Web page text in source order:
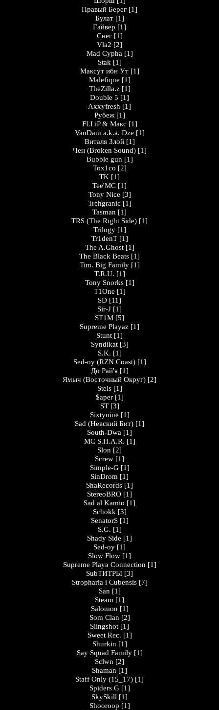
Правый Берег [1]
Булат [1]
Гайвер [1]
Снег [1]
Vla2 [2]
Mad Cypha [1]
Stak [1]
Максут ибн Ут [1]
Malefique [1]
TheZilla.z [1]
Double 5 [1]
Axxyfresh [1]
Рубеж [1]
FLLiP & Макс [1]
VanDam a.k.a. Dze [1]
Виталя Злой [1]
Чен (Broken Sound) [1]
Bubble gun [1]
Tox1co [2]
TK [1]
Tee'MC [1]
Tony Nice [3]
Trehgranic [1]
Tasman [1]
TRS (The Right Side) [1]
Trilogy [1]
Tr1denT [1]
The A.Ghost [1]
The Black Beats [1]
Tim. Big Family [1]
T.R.U. [1]
Tony Snorks [1]
T1One [1]
SD [11]
Sir-J [1]
ST1M [5]
Supreme Playaz [1]
Stunt [1]
Syndikat [3]
S.K. [1]
Sed-oy (RZN Coast) [1]
До Рай'я [1]
Ямыч (Восточный Округ) [2]
Stels [1]
$aper [1]
ST [3]
Sixtynine [1]
Sad (Невский Бит) [1]
South-Dwa [1]
MC S.H.A.R. [1]
Slon [2]
Screw [1]
Simple-G [1]
SinDrom [1]
ShaRecords [1]
StereoBRO [1]
Sad al Kamio [1]
Schokk [3]
SenatorS [1]
S.G. [1]
Shady Side [1]
Sed-oy [1]
Slow Flow [1]
Supreme Playa Connection [1]
SubТИТРЫ [3]
Stropharia i Cubensis [7]
San [1]
Steam [1]
Salomon [1]
Som Clan [2]
Slingshot [1]
Sweet Rec. [1]
Shurkin [1]
Say Squad Family [1]
Sclwn [2]
Shaman [1]
Staff Only (15_17) [1]
Spiders G [1]
SkySkill [1]
Shooroop [1]